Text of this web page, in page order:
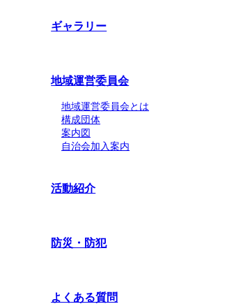
ギャラリー
地域運営委員会
地域運営委員会とは
構成団体
案内図
自治会加入案内
活動紹介
防災・防犯
よくある質問